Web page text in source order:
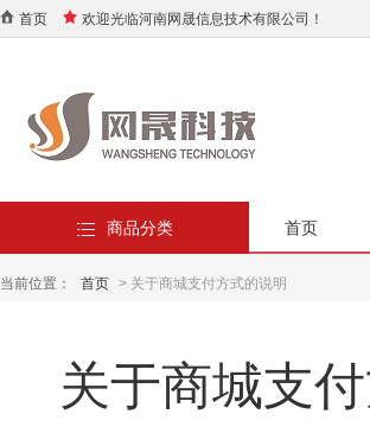
首页 欢迎光临河南网晟信息技术有限公司！
商品分类 首页
当前位置： 首页 > 关于商城支付方式的说明
关于商城支